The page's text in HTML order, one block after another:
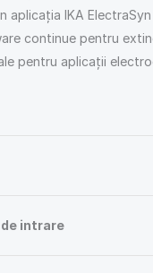
aplicația IKA
continue pentru
pentru aplicații
intrare